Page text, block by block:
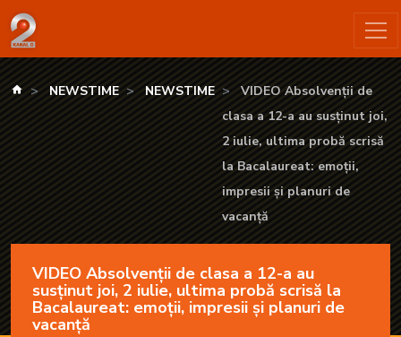
VIDEO Absolvenții de clasa a 12-a au susținut joi, 2 iulie,
kanald.ro
NEWSTIME NEWSTIME
VIDEO Absolvenții de
clasa a 12-a au susținut joi,
2 iulie, ultima probă scrisă
la Bacalaureat: emoții,
impresii și planuri de
vacanță
VIDEO Absolvenții de clasa a 12-a au
susținut joi, 2 iulie, ultima probă scrisă la
Bacalaureat: emoții, impresii și planuri de
vacanță